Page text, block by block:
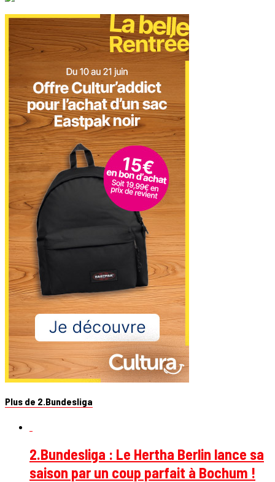
Plus de 2.Bundesliga
2.Bundesliga : Le Hertha Berlin lance sa
saison par un coup parfait à Bochum !